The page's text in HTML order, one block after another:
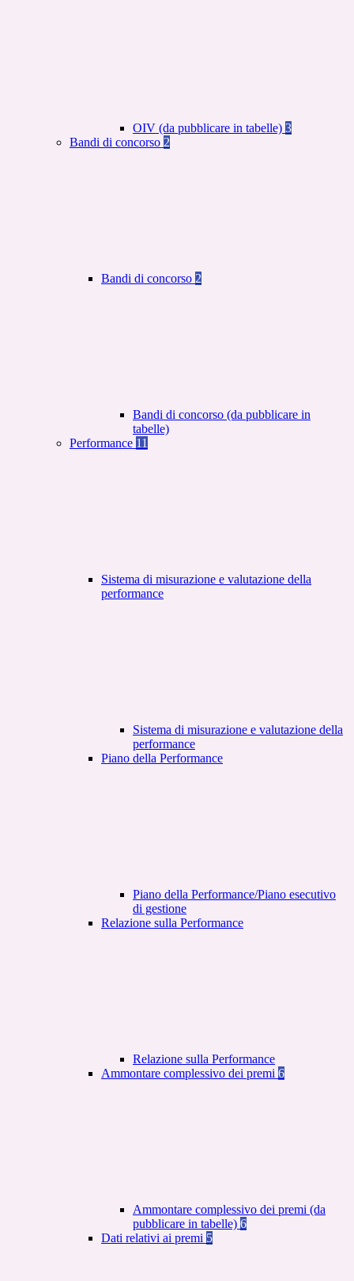
OIV (da pubblicare in tabelle) 3
Bandi di concorso 2
Bandi di concorso 2
Bandi di concorso (da pubblicare in
tabelle)
Performance 11
Sistema di misurazione e valutazione della
performance
Sistema di misurazione e valutazione della
performance
Piano della Performance
Piano della Performance/Piano esecutivo
di gestione
Relazione sulla Performance
Relazione sulla Performance
Ammontare complessivo dei premi 6
Ammontare complessivo dei premi (da
pubblicare in tabelle) 6
Dati relativi ai premi 5